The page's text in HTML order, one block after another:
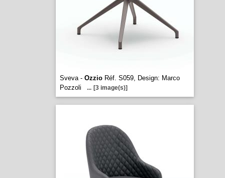
Sveva - OzzioRéf. S059, Design: Marco
Pozzoli
... [3 image(s)]